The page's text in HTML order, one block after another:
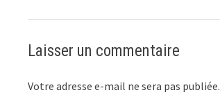
Laisser un commentaire
Votre adresse e-mail ne sera pas publiée.